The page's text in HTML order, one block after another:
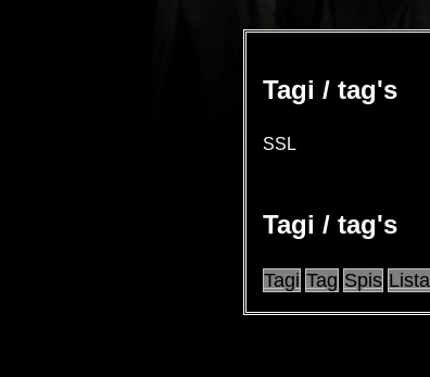
Tagi / tag's
SSL
Tagi / tag's
Tagi Tag Spis Lista